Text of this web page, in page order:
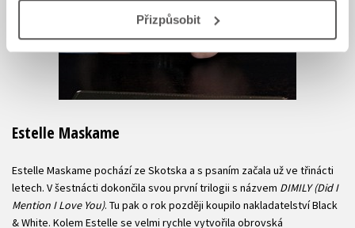
Přizpůsobit
Estelle Maskame
Estelle Maskame pochází ze Skotska a s psaním začala už ve třinácti
letech. V šestnácti dokončila svou první trilogii s názvem DIMILY (Did I
Mention I Love You). Tu pak o rok později koupilo nakladatelství Black
& White. Kolem Estelle se velmi rychle vytvořila obrovská